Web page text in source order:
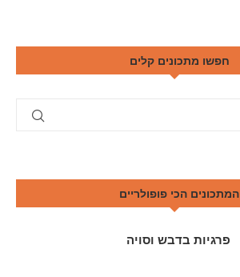
חפשו מתכונים קלים
המתכונים הכי פופולריים
פרגיות בדבש וסויה